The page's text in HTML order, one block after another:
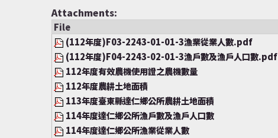
Attachments:
File
(112年度)F03-2243-01-01-3漁業從業人數.pdf
(112年度)F04-2243-02-01-3漁戶數及漁戶人口數.pdf
112年度有效農機使用證之農機數量
112年度農耕土地面積
113年度臺東縣達仁鄉公所農耕土地面積
114年度達仁鄉公所漁戶數及漁戶人口數
114年度達仁鄉公所漁業從業人數